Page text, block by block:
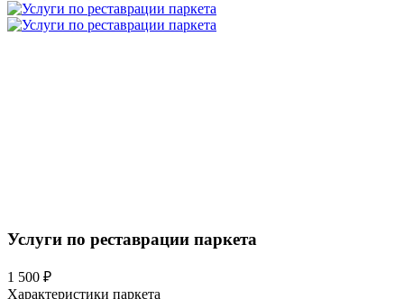
Услуги по реставрации паркета
1 500 ₽
Характеристики паркета